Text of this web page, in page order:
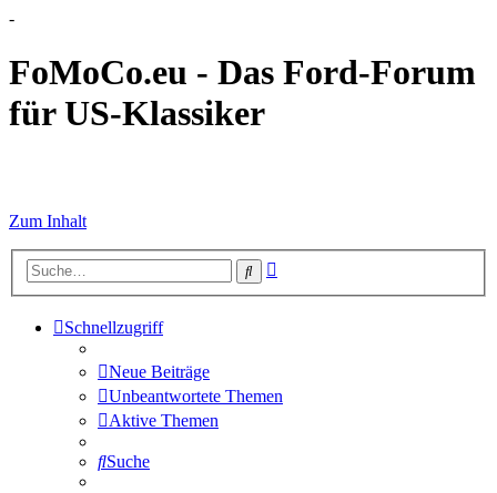
-
FoMoCo.eu - Das Ford-Forum
für US-Klassiker
Zum Inhalt
Suche
Schnellzugriff
Neue Beiträge
Unbeantwortete Themen
Aktive Themen
Suche